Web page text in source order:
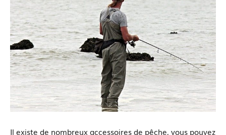
Il existe de nombreux accessoires de pêche, vous pouvez